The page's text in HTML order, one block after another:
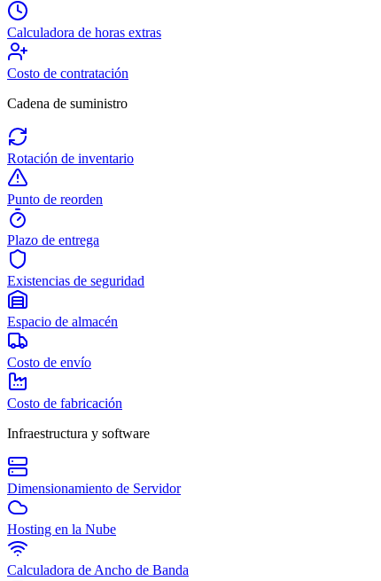
Calculadora de horas extras
Costo de contratación
Cadena de suministro
Rotación de inventario
Punto de reorden
Plazo de entrega
Existencias de seguridad
Espacio de almacén
Costo de envío
Costo de fabricación
Infraestructura y software
Dimensionamiento de Servidor
Hosting en la Nube
Calculadora de Ancho de Banda